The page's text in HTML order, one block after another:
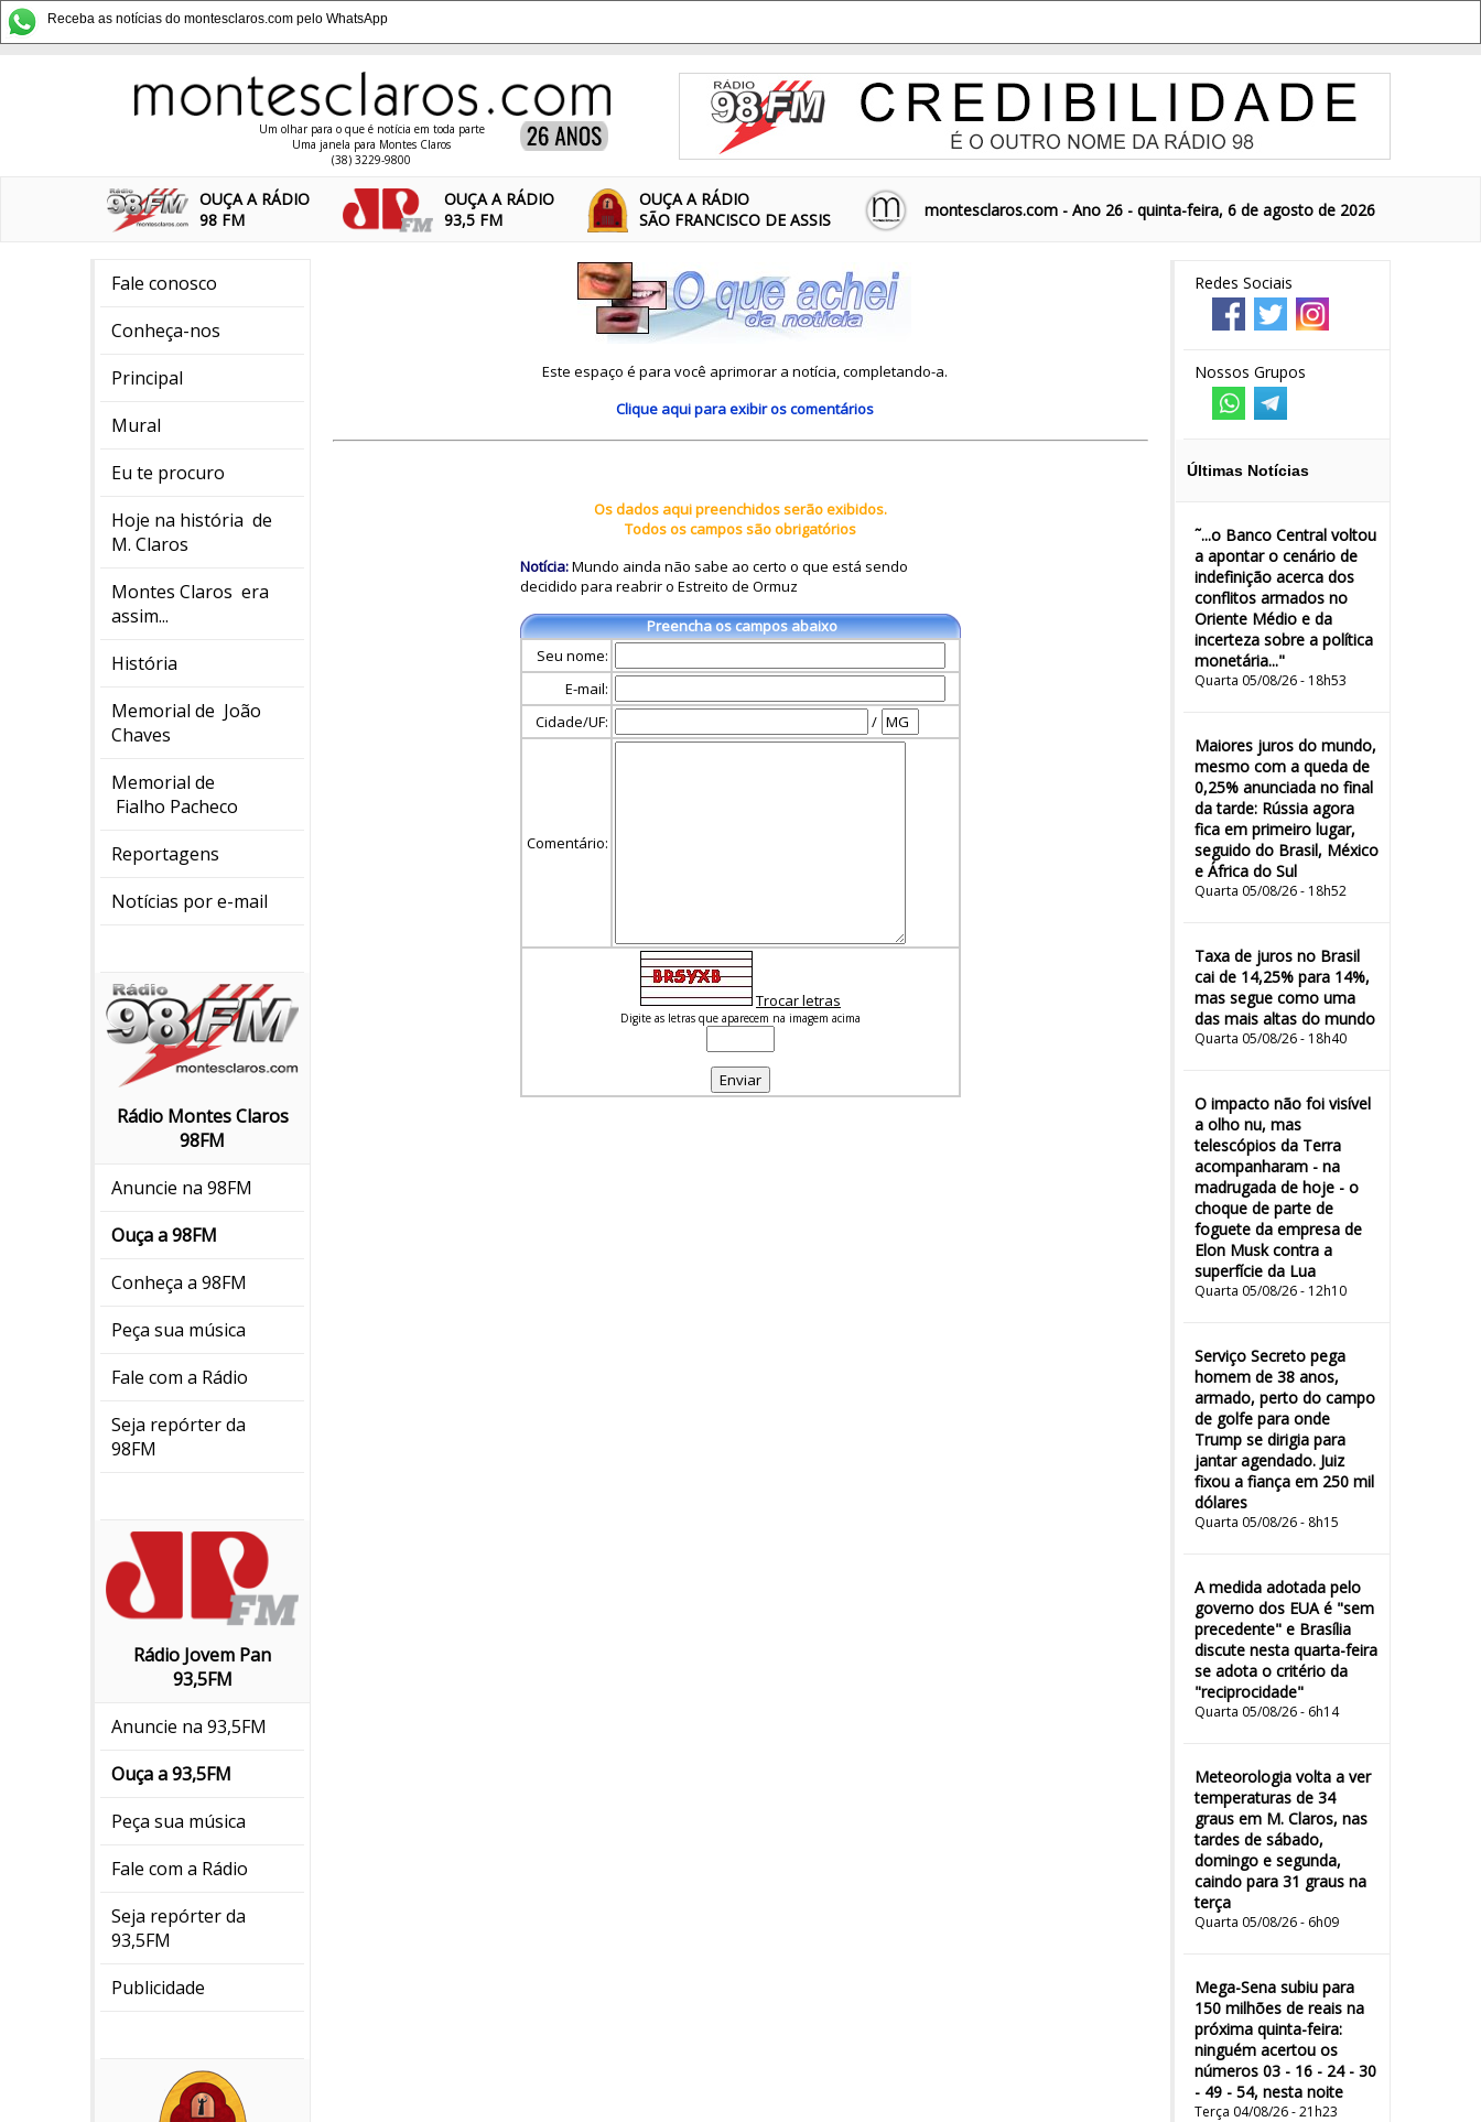
Receba as notícias do montesclaros.com pelo WhatsApp
Um olhar para o que é notícia em toda parte
Uma janela para Montes Claros
(38) 3229-9800
OUÇA A RÁDIO
98 FM
OUÇA A RÁDIO
93,5 FM
OUÇA A RÁDIO
SÃO FRANCISCO DE ASSIS
montesclaros.com - Ano 26 - quinta-feira, 6 de agosto de 2026
Fale conosco
Conheça-nos
Principal
Mural
Eu te procuro
Hoje na história de
M. Claros
Montes Claros era
assim...
História
Memorial de João
Chaves
Memorial de
Fialho Pacheco
Reportagens
Notícias por e-mail
Rádio Montes Claros
98FM
Anuncie na 98FM
Ouça a 98FM
Conheça a 98FM
Peça sua música
Fale com a Rádio
Seja repórter da
98FM
Rádio Jovem Pan
93,5FM
Anuncie na 93,5FM
Ouça a 93,5FM
Peça sua música
Fale com a Rádio
Seja repórter da
93,5FM
Publicidade
Redes Sociais
Nossos Grupos
Últimas Notícias
˜...o Banco Central voltou
a apontar o cenário de
indefinição acerca dos
conflitos armados no
Oriente Médio e da
incerteza sobre a política
monetária..."
Quarta 05/08/26 - 18h53
Maiores juros do mundo,
mesmo com a queda de
0,25% anunciada no final
da tarde: Rússia agora
fica em primeiro lugar,
seguido do Brasil, México
e África do Sul
Quarta 05/08/26 - 18h52
Taxa de juros no Brasil
cai de 14,25% para 14%,
mas segue como uma
das mais altas do mundo
Quarta 05/08/26 - 18h40
O impacto não foi visível
a olho nu, mas
telescópios da Terra
acompanharam - na
madrugada de hoje - o
choque de parte de
foguete da empresa de
Elon Musk contra a
superfície da Lua
Quarta 05/08/26 - 12h10
Serviço Secreto pega
homem de 38 anos,
armado, perto do campo
de golfe para onde
Trump se dirigia para
jantar agendado. Juiz
fixou a fiança em 250 mil
dólares
Quarta 05/08/26 - 8h15
A medida adotada pelo
governo dos EUA é "sem
precedente" e Brasília
discute nesta quarta-feira
se adota o critério da
"reciprocidade"
Quarta 05/08/26 - 6h14
Meteorologia volta a ver
temperaturas de 34
graus em M. Claros, nas
tardes de sábado,
domingo e segunda,
caindo para 31 graus na
terça
Quarta 05/08/26 - 6h09
Mega-Sena subiu para
150 milhões de reais na
próxima quinta-feira:
ninguém acertou os
números 03 - 16 - 24 - 30
- 49 - 54, nesta noite
Terça 04/08/26 - 21h23
Este espaço é para você aprimorar a notícia, completando-a.
Clique aquipara exibir os comentários
Os dados aqui preenchidos serão exibidos.
Todos os campos são obrigatórios
Notícia:Mundo ainda não sabe ao certo o que está sendo
decidido para reabrir o Estreito de Ormuz
Preencha os campos abaixo
Seu nome:
E-mail:
Cidade/UF:
/
Comentário:
Trocar letras
Digite as letras que aparecem na imagem acima